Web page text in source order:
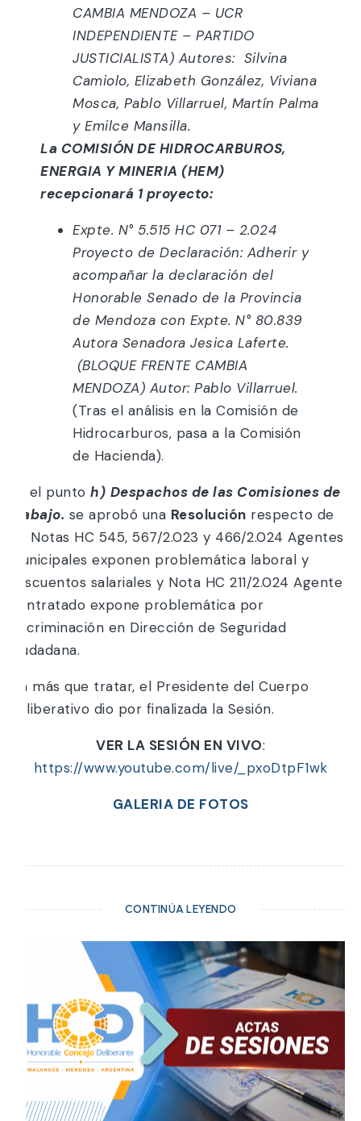
CAMBIA MENDOZA – UCR
INDEPENDIENTE – PARTIDO
JUSTICIALISTA) Autores: Silvina
Camiolo, Elizabeth González, Viviana
Mosca, Pablo Villarruel, Martín Palma
y Emilce Mansilla.
La COMISIÓN DE HIDROCARBUROS,
ENERGIA Y MINERIA (HEM)
recepcionará 1 proyecto:
Expte. N° 5.515 HC 071 – 2.024
Proyecto de Declaración: Adherir y
acompañar la declaración del
Honorable Senado de la Provincia
de Mendoza con Expte. N° 80.839
Autora Senadora Jesica Laferte.
(BLOQUE FRENTE CAMBIA
MENDOZA) Autor: Pablo Villarruel.
(Tras el análisis en la Comisión de
Hidrocarburos, pasa a la Comisión
de Hacienda).
En el punto h) Despachos de las Comisiones de
Trabajo. se aprobó una Resolución respecto de
las Notas HC 545, 567/2.023 y 466/2.024 Agentes
municipales exponen problemática laboral y
descuentos salariales y Nota HC 211/2.024 Agente
Contratado expone problemática por
discriminación en Dirección de Seguridad
Ciudadana.
Sin más que tratar, el Presidente del Cuerpo
Deliberativo dio por finalizada la Sesión.
VER LA SESIÓN EN VIVO:
https://www.youtube.com/live/_pxoDtpF1wk
GALERIA DE FOTOS
CONTINÚA LEYENDO